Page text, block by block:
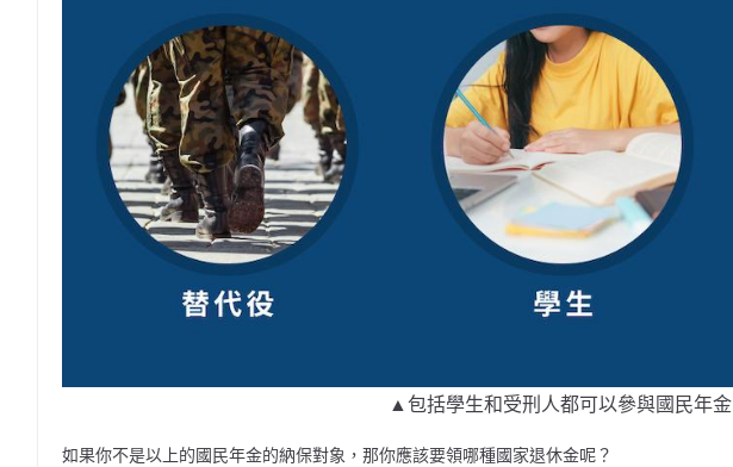
▲包括學生和受刑人都可以參與國民年金
如果你不是以上的國民年金的納保對象，那你應該要領哪種國家退休金呢？